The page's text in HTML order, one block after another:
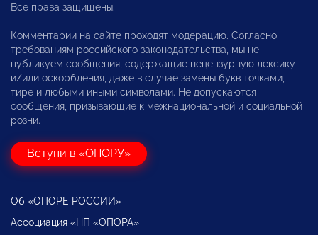
Все права защищены.
Комментарии на сайте проходят модерацию. Согласно
требованиям российского законодательства, мы не
публикуем сообщения, содержащие нецензурную лексику
и/или оскорбления, даже в случае замены букв точками,
тире и любыми иными символами. Не допускаются
сообщения, призывающие к межнациональной и социальной
розни.
Вступи в «ОПОРУ»
Об «ОПОРЕ РОССИИ»
Ассоциация «НП «ОПОРА»